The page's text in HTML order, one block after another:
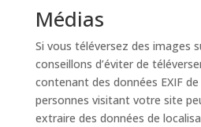
Médias
Si vous téléversez des images
conseillons d’éviter de
contenant des données EXIF
personnes visitant votre site
extraire des données de